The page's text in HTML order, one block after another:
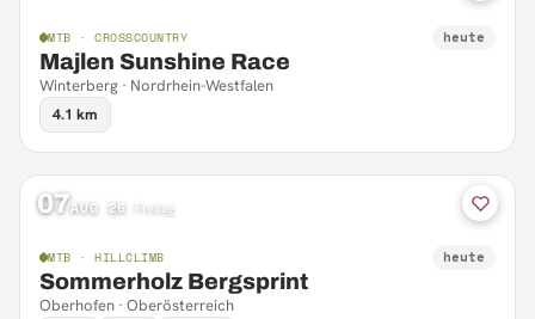
MTB · CROSSCOUNTRY heute
Majlen Sunshine Race
Winterberg · Nordrhein-Westfalen
4.1 km
07AUG 26 Freitag
MTB · HILLCLIMB heute
Sommerholz Bergsprint
Oberhofen · Oberösterreich